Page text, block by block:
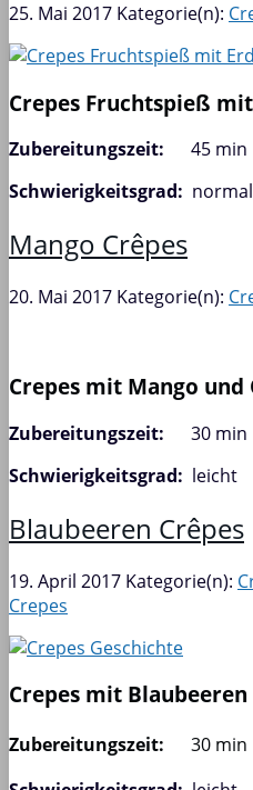
25. Mai 2017 Kategorie(n):
Crepes Fruchtspieß
Zubereitungszeit: 45 min
Schwierigkeitsgrad: normal
Mango Crêpes
20. Mai 2017 Kategorie(n):
Crepes mit Mango und
Zubereitungszeit: 30 min
Schwierigkeitsgrad: leicht
Blaubeeren Crêpes
19. April 2017 Kategorie(n):
Crepes
Crepes mit
Zubereitungszeit: 30 min